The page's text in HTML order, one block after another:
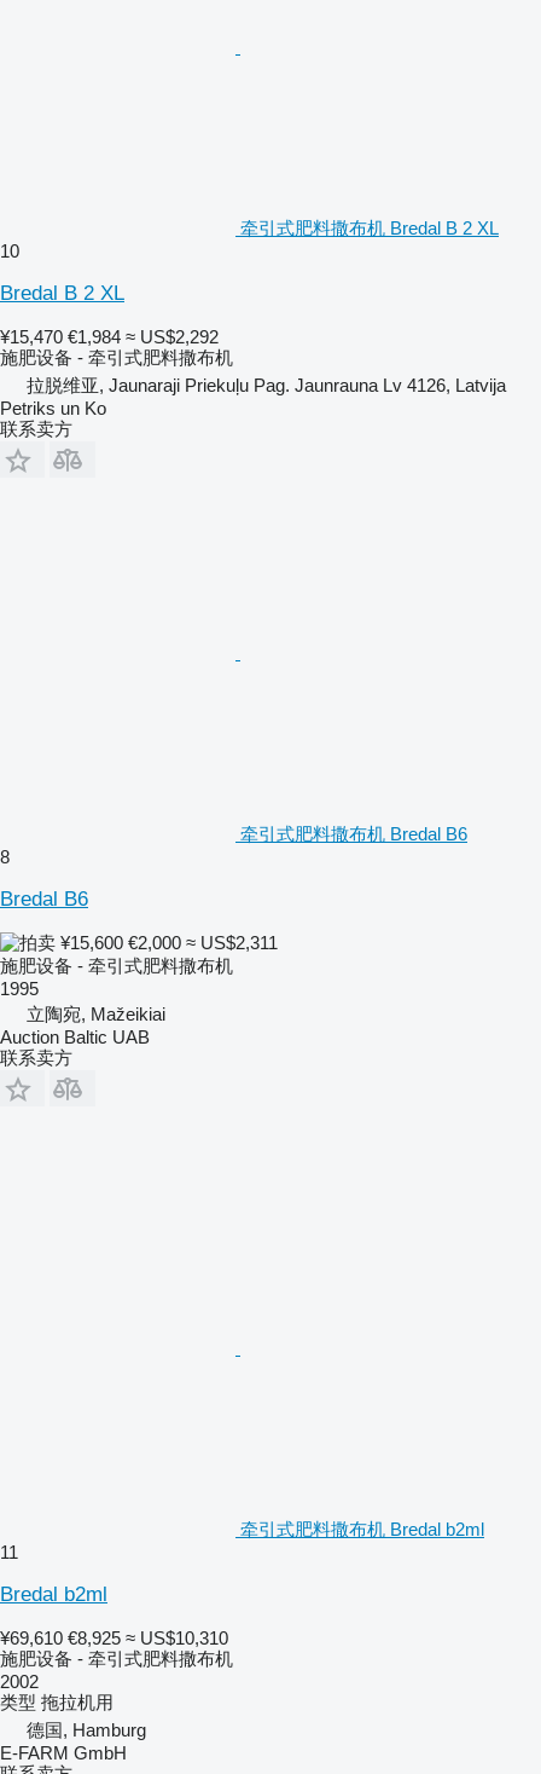
牵引式肥料撒布机 Bredal B 2 XL
10
Bredal B 2 XL
¥15,470 €1,984 ≈ US$2,292
施肥设备 - 牵引式肥料撒布机
拉脱维亚, Jaunaraji Priekuļu Pag. Jaunrauna Lv 4126, Latvija
Petriks un Ko
联系卖方
牵引式肥料撒布机 Bredal B6
8
Bredal B6
¥15,600 €2,000 ≈ US$2,311
施肥设备 - 牵引式肥料撒布机
1995
立陶宛, Mažeikiai
Auction Baltic UAB
联系卖方
牵引式肥料撒布机 Bredal b2ml
11
Bredal b2ml
¥69,610 €8,925 ≈ US$10,310
施肥设备 - 牵引式肥料撒布机
2002
类型 拖拉机用
德国, Hamburg
E-FARM GmbH